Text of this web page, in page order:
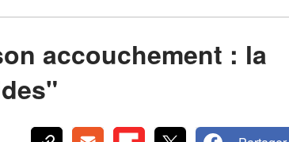
accouchement : la